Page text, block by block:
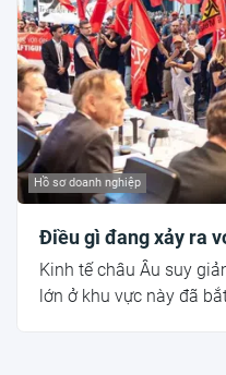
Hồ sơ doanh nghiệp
Điều gì đang xảy ra
Kinh tế châu Âu suy
lớn ở khu vực này đã